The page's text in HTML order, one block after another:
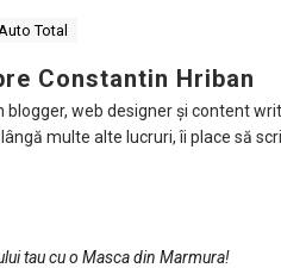
Total
Constantin Hriban
blogger, web designer și content
multe alte lucruri, îi place să
tau cu o Masca din Marmura!